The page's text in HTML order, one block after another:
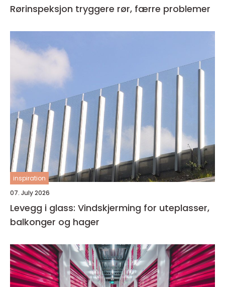
Rørinspeksjon tryggere rør, færre problemer
inspiration
07. July 2026
Levegg i glass: Vindskjerming for uteplasser,
balkonger og hager